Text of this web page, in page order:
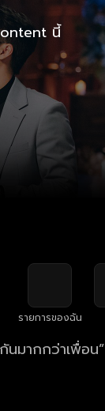
นี้
รายการของฉัน
มากกว่าเพื่อน”